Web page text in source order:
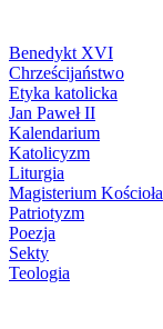
Benedykt XVI
Chrześcijaństwo
Etyka katolicka
Jan Paweł II
Kalendarium
Katolicyzm
Liturgia
Magisterium Kościoła
Patriotyzm
Poezja
Sekty
Teologia